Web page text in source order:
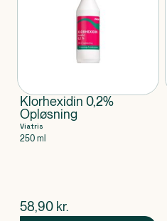
Klorhexidin 0,2%
Opløsning
Viatris
250 ml
$nuværende pris
58,90 kr.